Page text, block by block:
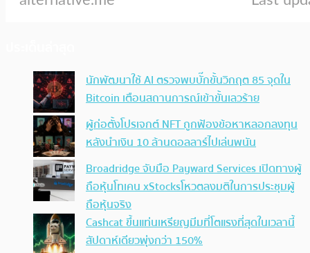
นักพัฒนาใช้ AI ตรวจพบบั๊กขั้นวิกฤต 85 จุดใน
Bitcoin เตือนสถานการณ์เข้าขั้นเลวร้าย
ผู้ก่อตั้งโปรเจกต์ NFT ถูกฟ้องข้อหาหลอกลงทุน
หลังนำเงิน 10 ล้านดอลลาร์ไปเล่นพนัน
Broadridge จับมือ Payward Services เปิดทางผู้
ถือหุ้นโทเคน xStocksโหวตลงมติในการประชุมผู้
ถือหุ้นจริง
Cashcat ขึ้นแท่นเหรียญมีมที่โตแรงที่สุดในเวลานี้
สัปดาห์เดียวพุ่งกว่า 150%